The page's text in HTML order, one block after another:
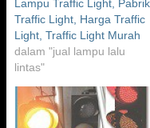
Lampu Traffic Light, Pabrik
Traffic Light, Harga Traffic
Light, Traffic Light Murah
dalam "jual lampu lalu
lintas"